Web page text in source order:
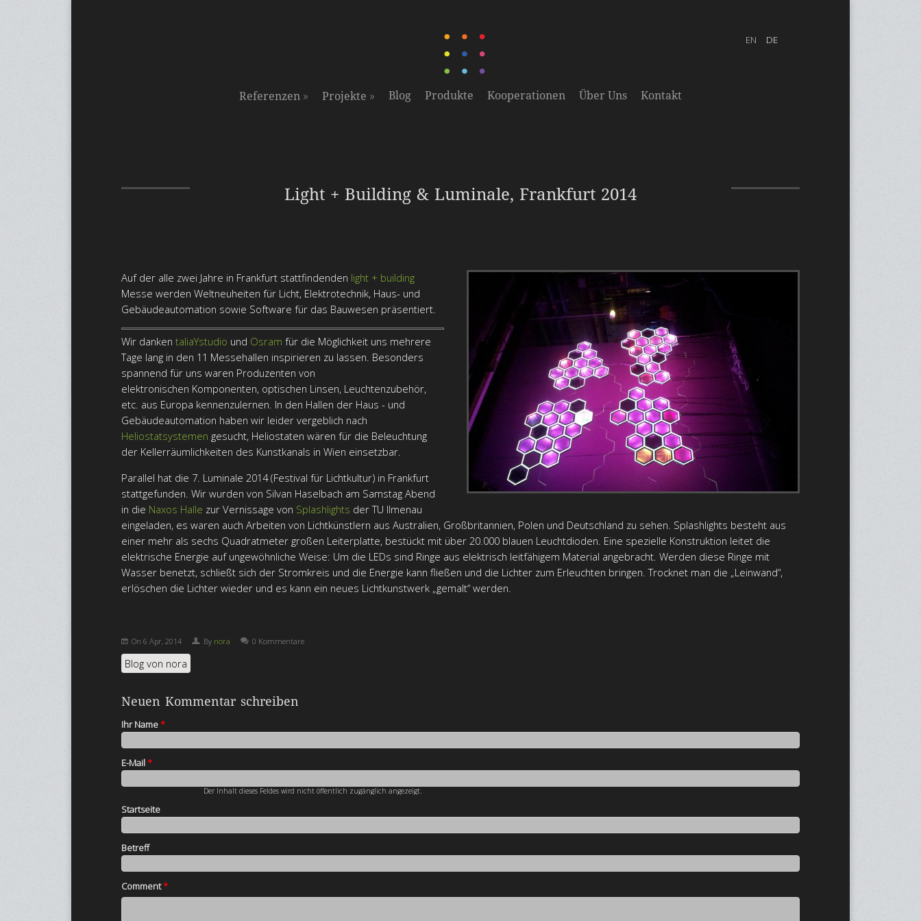
Referenzen » Projekte » Blog Produkte Kooperationen Über Uns Kontakt
Light + Building & Luminale, Frankfurt 2014
Auf der alle zwei Jahre in Frankfurt stattfindenden light + building
Messe werden Weltneuheiten für Licht, Elektrotechnik, Haus- und
Gebäudeautomation sowie Software für das Bauwesen präsentiert.
Wir dankentaliaYstudio und Osram für die Möglichkeit uns mehrere
Tage lang in den 11 Messehallen inspirieren zu lassen. Besonders
spannend für uns waren Produzenten von
elektronischen Komponenten, optischen Linsen, Leuchtenzubehör,
etc. aus Europa kennenzulernen. In den Hallen der Haus - und
Gebäudeautomation haben wir leider vergeblich nach
Heliostatsystemen gesucht, Heliostaten wären für die Beleuchtung
der Kellerräumlichkeiten des Kunstkanals in Wien einsetzbar.
Parallel hat die 7. Luminale 2014 (Festival für Lichtkultur) in Frankfurt
stattgefunden. Wir wurden von Silvan Haselbach am Samstag Abend
in die Naxos Halle zur Vernissage von Splashlights der TU Ilmenau
eingeladen, es waren auch Arbeiten von Lichtkünstlern aus Australien, Großbritannien, Polen und Deutschland zu sehen. Splashlights besteht aus
einer mehr als sechs Quadratmeter großen Leiterplatte, bestückt mit über 20.000 blauen Leuchtdioden. Eine spezielle Konstruktion leitet die
elektrische Energie auf ungewöhnliche Weise: Um die LEDs sind Ringe aus elektrisch leitfähigem Material angebracht. Werden diese Ringe mit
Wasser benetzt, schließt sich der Stromkreis und die Energie kann fließen und die Lichter zum Erleuchten bringen. Trocknet man die „Leinwand“,
erlöschen die Lichter wieder und es kann ein neues Lichtkunstwerk „gemalt“ werden.
On6 Apr, 2014 By nora 0 Kommentare
Blog von nora
Neuen Kommentar schreiben
Ihr Name*
E-Mail*
Der Inhalt dieses Feldes wird nicht öffentlich zugänglich angezeigt.
Startseite
Betreff
Comment*